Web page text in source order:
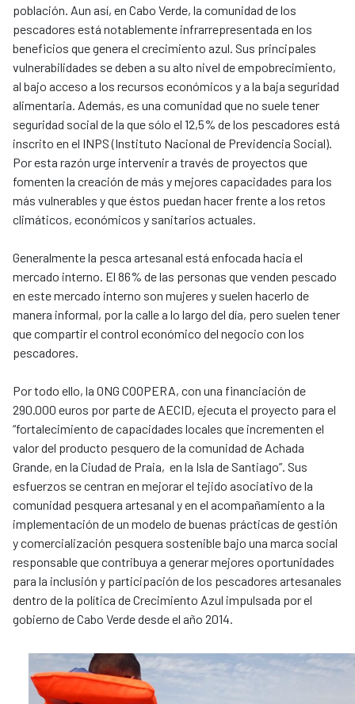
población. Aun así, en Cabo Verde, la comunidad de los
pescadores está notablemente infrarrepresentada en los
beneficios que genera el crecimiento azul. Sus principales
vulnerabilidades se deben a su alto nivel de empobrecimiento,
al bajo acceso a los recursos económicos y a la baja seguridad
alimentaria. Además, es una comunidad que no suele tener
seguridad social de la que sólo el 12,5% de los pescadores está
inscrito en el INPS (Instituto Nacional de Previdencia Social).
Por esta razón urge intervenir a través de proyectos que
fomenten la creación de más y mejores capacidades para los
más vulnerables y que éstos puedan hacer frente a los retos
climáticos, económicos y sanitarios actuales.
Generalmente la pesca artesanal está enfocada hacia el
mercado interno. El 86% de las personas que venden pescado
en este mercado interno son mujeres y suelen hacerlo de
manera informal, por la calle a lo largo del día, pero suelen tener
que compartir el control económico del negocio con los
pescadores.
Por todo ello, la ONG COOPERA, con una financiación de
290.000 euros por parte de AECID, ejecuta el proyecto para el
“fortalecimiento de capacidades locales que incrementen el
valor del producto pesquero de la comunidad de Achada
Grande, en la Ciudad de Praia, en la Isla de Santiago”. Sus
esfuerzos se centran en mejorar el tejido asociativo de la
comunidad pesquera artesanal y en el acompañamiento a la
implementación de un modelo de buenas prácticas de gestión
y comercialización pesquera sostenible bajo una marca social
responsable que contribuya a generar mejores oportunidades
para la inclusión y participación de los pescadores artesanales
dentro de la política de Crecimiento Azul impulsada por el
gobierno de Cabo Verde desde el año 2014.